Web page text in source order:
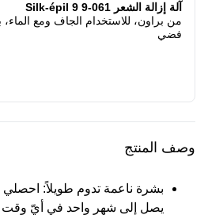
آلة إزالة الشعر Silk-épil 9 9-061
من براون، للاستخدام الجاف ومع الماء،
فضي
وصف المنتج
بشرة ناعمة تدوم طويلاً: احصلي
يصل إلى شهر واحد في أيّ وقت